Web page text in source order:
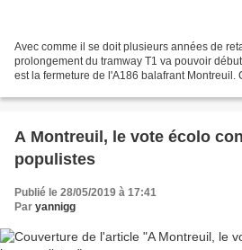
Avec comme il se doit plusieurs années de
prolongement du tramway T1 va pouvoir
est la fermeture de l'A186 balafrant Montreuil.
A Montreuil, le vote écolo
populistes
Publié le 28/05/2019 à 17:41
Par yannigg